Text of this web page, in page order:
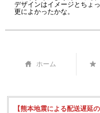
デザインはイメージとちょ
ホーム
【熊本地震による配送遅延